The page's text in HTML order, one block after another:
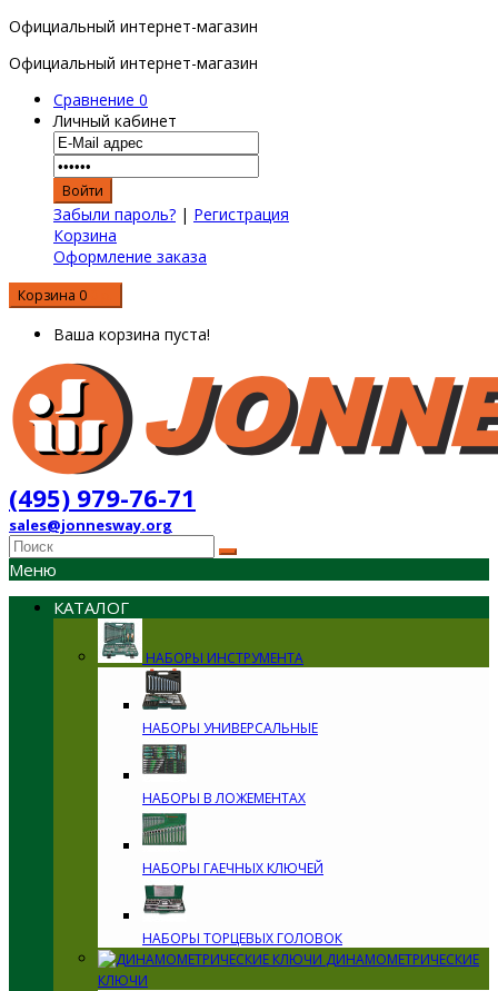
Официальный интернет-магазин
Официальный интернет-магазин
Сравнение 0
Личный кабинет
Забыли пароль? | Регистрация
Корзина
Оформление заказа
Корзина 0
Ваша корзина пуста!
(495) 979-76-71
sales@jonnesway.org
Меню
КАТАЛОГ
НАБОРЫ ИНСТРУМЕНТА
НАБОРЫ УНИВЕРСАЛЬНЫЕ
НАБОРЫ В ЛОЖЕМЕНТАХ
НАБОРЫ ГАЕЧНЫХ КЛЮЧЕЙ
НАБОРЫ ТОРЦЕВЫХ ГОЛОВОК
ДИНАМОМЕТРИЧЕСКИЕ
КЛЮЧИ